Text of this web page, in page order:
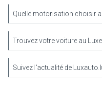
Quelle motorisation choisir
Trouvez votre voiture au
Suivez l'actualité de